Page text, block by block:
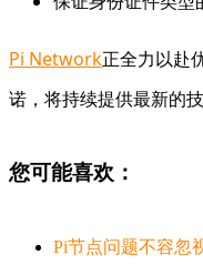
Pi Network正全力以赴
诺，将持续提供最新的
您可能喜欢：
Pi节点问题不容忽